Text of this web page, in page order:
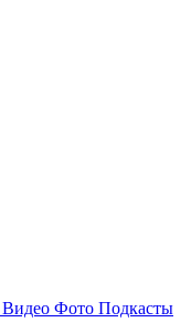
Видео Фото Подкасты